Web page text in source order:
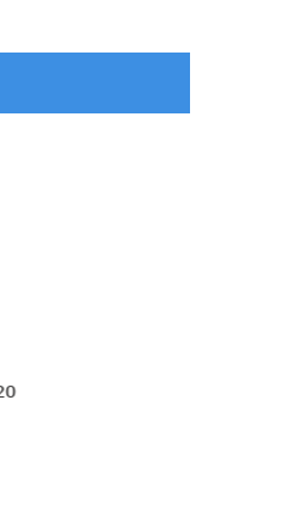
OMRON E3 Intense - TENS